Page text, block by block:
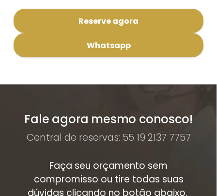
Reserve agora
Whatsapp
Fale agora mesmo conosco!
Central de reservas: 55 19 2137 7757
Faça seu orçamento sem
compromisso ou tire todas suas
dúvidas clicando no botão abaixo.